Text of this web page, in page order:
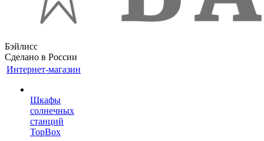
Бэйлисс
Сделано в России
Интернет-магазин
Шкафы
солнечных
станций
TopBox